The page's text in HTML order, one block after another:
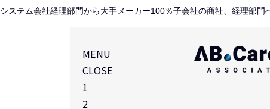
システム会社経理部門から大手メーカー100％子会社の商社、経理部門
MENU
CLOSE
1
2